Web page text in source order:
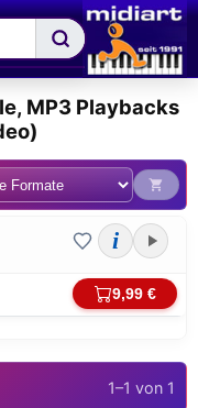
MP3 Playbacks
i
9,99 €
1–1 von 1